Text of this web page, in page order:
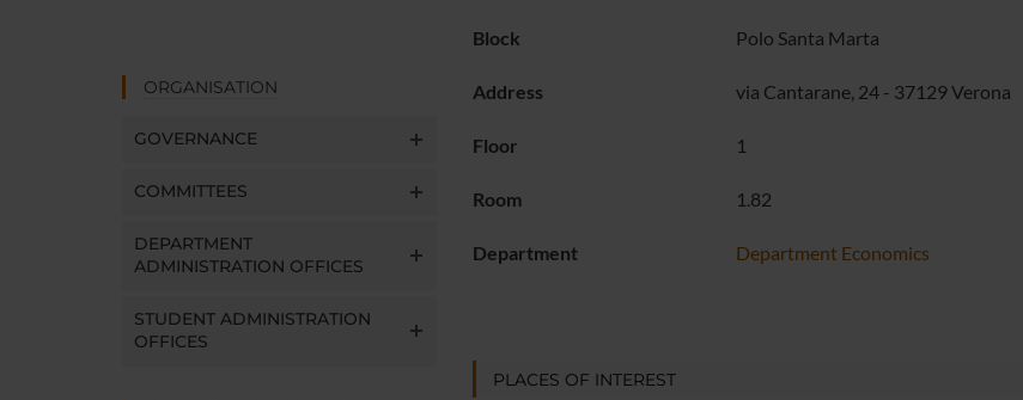
ORGANISATION
GOVERNANCE
COMMITTEES
DEPARTMENT
ADMINISTRATION OFFICES
STUDENT ADMINISTRATION
OFFICES
Block Polo Santa Marta
Address via Cantarane, 24 - 37129 Verona
Floor 1
Room 1.82
Department Department Economics
PLACES OF INTEREST